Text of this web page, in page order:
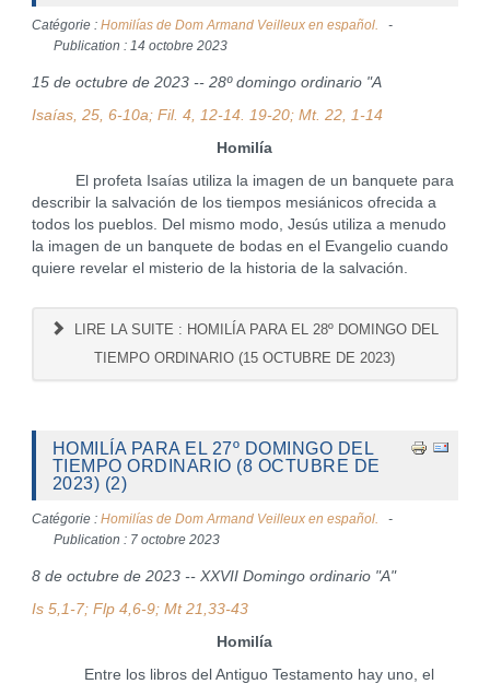
Catégorie : Homilías de Dom Armand Veilleux en español.
Publication : 14 octobre 2023
15 de octubre de 2023 -- 28º domingo ordinario "A
Isaías, 25, 6-10a; Fil. 4, 12-14. 19-20; Mt. 22, 1-14
Homilía
El profeta Isaías utiliza la imagen de un banquete para
describir la salvación de los tiempos mesiánicos ofrecida a
todos los pueblos. Del mismo modo, Jesús utiliza a menudo
la imagen de un banquete de bodas en el Evangelio cuando
quiere revelar el misterio de la historia de la salvación.
LIRE LA SUITE : HOMILÍA PARA EL 28º DOMINGO DEL
TIEMPO ORDINARIO (15 OCTUBRE DE 2023)
HOMILÍA PARA EL 27º DOMINGO DEL
TIEMPO ORDINARIO (8 OCTUBRE DE
2023) (2)
Catégorie : Homilías de Dom Armand Veilleux en español.
Publication : 7 octobre 2023
8 de octubre de 2023 -- XXVII Domingo ordinario "A"
Is 5,1-7; Flp 4,6-9; Mt 21,33-43
Homilía
Entre los libros del Antiguo Testamento hay uno, el